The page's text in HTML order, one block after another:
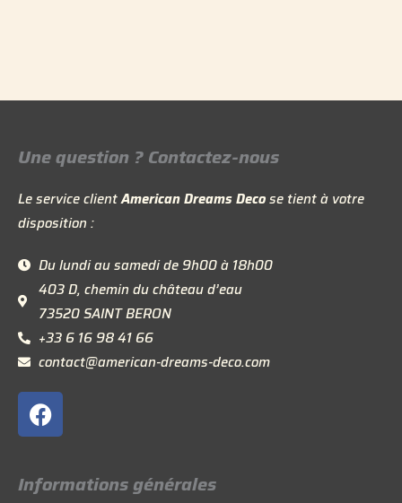
Une question ? Contactez-nous
Le service clientAmerican Dreams Decose tient à votre
disposition :
Du lundi au samedi de 9h00 à 18h00
403 D, chemin du château d’eau
73520 SAINT BERON
+33 6 16 98 41 66
contact@american-dreams-deco.com
F
a
c
e
b
Informations générales